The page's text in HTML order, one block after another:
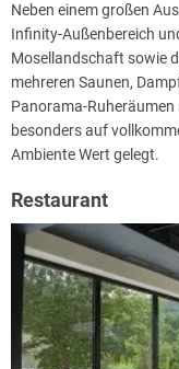
Entdecken Sie die
Moselregion als Ihr
Neben einem großen
Infinity-Außenbereich
Mosellandschaft sowie
mehreren Saunen,
Panorama-
besonders auf
Ambiente Wert gelegt.
Restaurant